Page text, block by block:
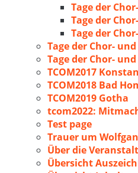
Tage der
Tage der
Tage der
Tage der Chor-
Tage der Chor-
TCOM2017
TCOM2018 Bad
TCOM2019 Gotha
tcom2022:
Test page
Trauer um
Über die
Übersicht